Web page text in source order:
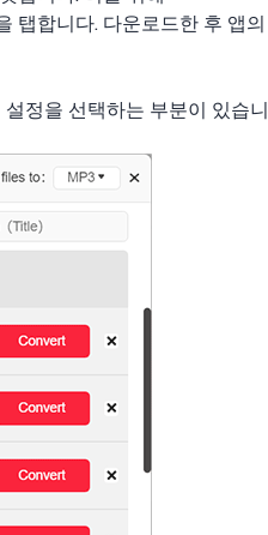
합니다. 다운로드한 후 앱의
정을 선택하는 부분이 있습니